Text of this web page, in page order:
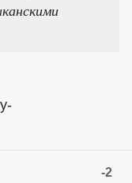
-2